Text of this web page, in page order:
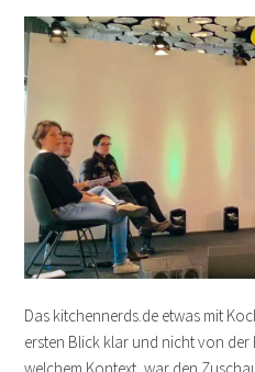
Das kitchennerds.de etwas mit
ersten Blick klar und nicht von der
welchem Kontext, war den